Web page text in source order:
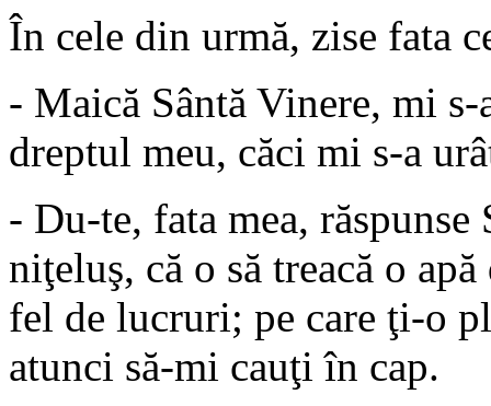
În cele din urmă, zise fata
- Maică Sântă Vinere, mi
dreptul meu, căci mi s-a
- Du-te, fata mea, răspunse
niţeluş, că o să treacă o
fel de lucruri; pe care ţi-o
atunci să-mi cauţi în cap.